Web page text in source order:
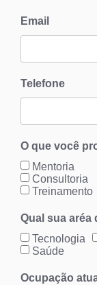
Email
Telefone
O que você
Mentoria
Consultoria
Treinamento
Qual sua aréa
Tecnologia
Saúde
Ocupação